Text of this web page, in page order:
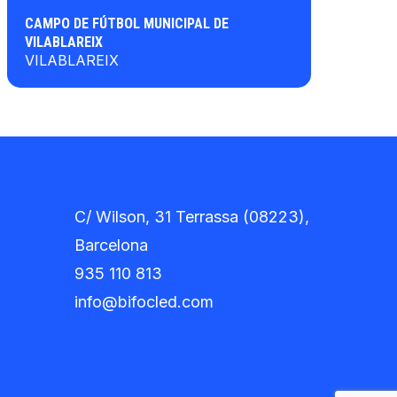
CAMPO DE FÚTBOL MUNICIPAL DE
VILABLAREIX
VILABLAREIX
C/ Wilson, 31 Terrassa (08223),
Barcelona
935 110 813
info@bifocled.com